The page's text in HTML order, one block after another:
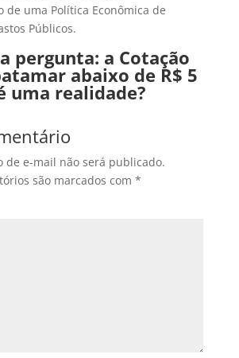
de uma Política Econômica de
Públicos.
pergunta: a Cotação
abaixo de R$ 5
uma realidade?
de e-mail não será publicado.
são marcados com *